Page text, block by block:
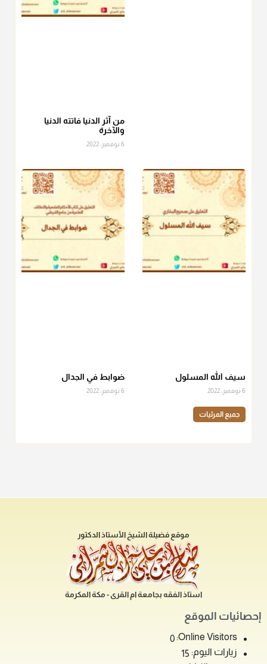
@d_alshamrani
دفع زكاة الفطر
للمسكين القريب صدقة وصلة وهو أفضل من
دفعها للبعيد ولا تغرك مظاهر ووظائف بعض الأقارب فإن
صراعهم مع متطلبات الحياة كبير
منذ 3 شهر
من آثر الدنيا فاتته الدنيا
والآخرة
6 نوفمبر، 2022
سيف الله المسلول
6 نوفمبر، 2022
ضوابط في الجدال
6 نوفمبر، 2022
جميع المرئيات
موقع فضيلة الشيخ الأستاذ الدكتور
استاذ الفقه بجامعة ام القرى - مكة المكرمة
إحصائيات الموقع
Online Visitors:
0
زيارات اليوم: 15